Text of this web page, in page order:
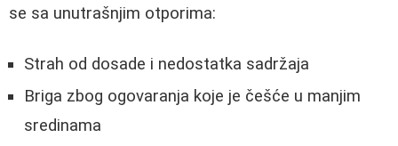
se sa unutrašnjim otporima:
Strah od dosade i nedostatka sadržaja
Briga zbog ogovaranja koje je češće u manjim
sredinama